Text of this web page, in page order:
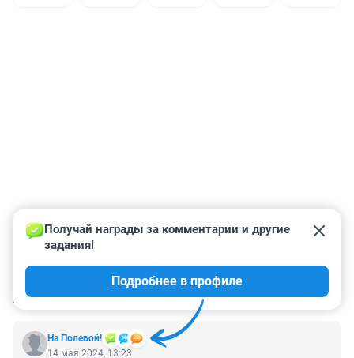
КОММЕНТАРИИ 44
На Полевой!
Получай награды за комментарии и другие
задания!
Подробнее в профиле
14 мая 2024, 13:23